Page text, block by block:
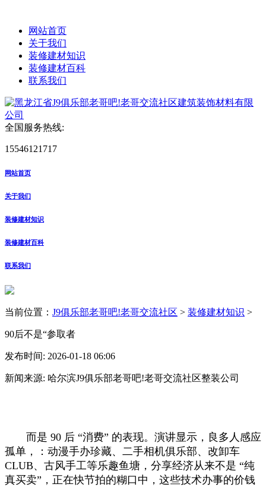
网站首页
关于我们
装修建材知识
装修建材百科
联系我们
全国服务热线:
15546121717
网站首页
关于我们
装修建材知识
装修建材百科
联系我们
当前位置： J9俱乐部老哥吧!老哥交流社区 > 装修建材知识 >
90后不是“参取者
发布时间: 2026-01-18 06:06
新闻来源: 哈尔滨J9俱乐部老哥吧!老哥交流社区整装公司
而是 90 后 “消费” 的表现。演讲显示，良多人感应
孤单，：动漫手办珍藏、二手相机俱乐部、改卸车
CLUB、古风手工等乐趣鱼塘，分享经济从来不是 “纯
真买卖”，正在快节拍的糊口中，这些技术办事的价钱